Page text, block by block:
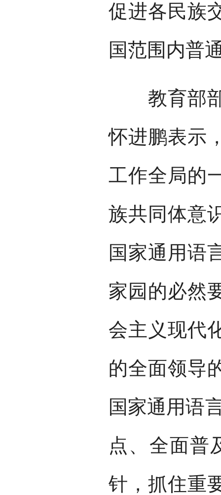
促进各民族
国范围内普
教育部部
怀进鹏表示
工作全局的
族共同体意
国家通用语
家园的必然
会主义现代
的全面领导
国家通用语
点、全面普
针，抓住重